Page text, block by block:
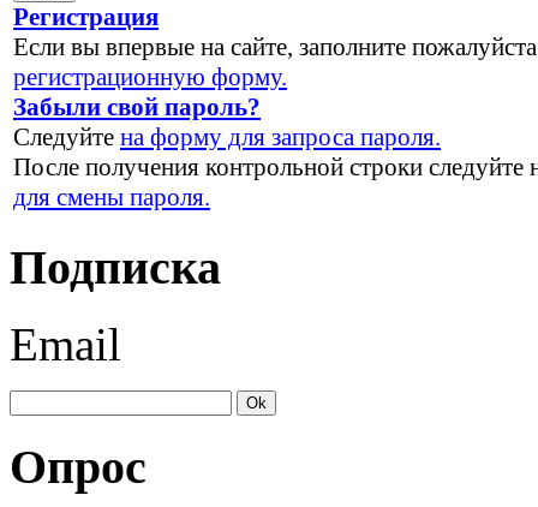
Регистрация
Если вы впервые на сайте, заполните пожалуйста
регистрационную форму.
Забыли свой пароль?
Следуйте на форму для запроса пароля.
После получения контрольной строки следуйте
для смены пароля.
Подписка
Email
Опрос